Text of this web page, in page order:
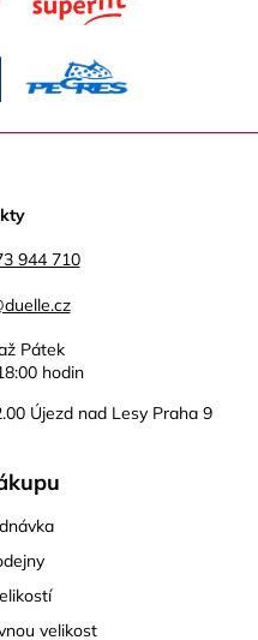
944 710
Pátek
hodin
Újezd nad Lesy Praha 9
velikost